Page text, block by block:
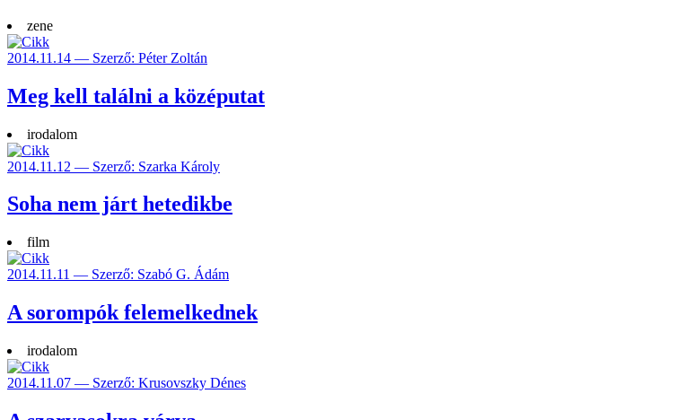
zene
2014.11.14 — Szerző: Péter Zoltán
Meg kell találni a középutat
irodalom
2014.11.12 — Szerző: Szarka Károly
Soha nem járt hetedikbe
film
2014.11.11 — Szerző: Szabó G. Ádám
A sorompók felemelkednek
irodalom
2014.11.07 — Szerző: Krusovszky Dénes